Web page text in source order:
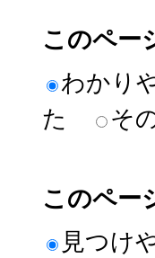
このペー
わかり
た
そ
このペー
見つけ